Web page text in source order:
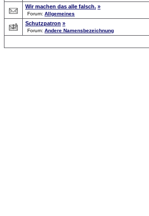
Wir machen das alle falsch. »
Forum: Allgemeines
Schutzpatron »
Forum: Andere Namensbezeichnung